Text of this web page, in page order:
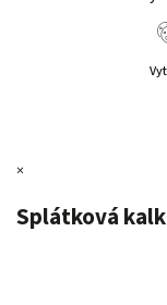
×
Splátková